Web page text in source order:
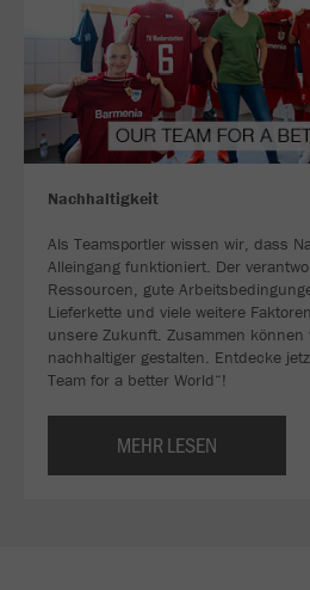
Nachhaltigkeit
Als Teamsportler wissen wir, dass
Alleingang funktioniert. Der
Ressourcen, gute
Lieferkette und viele weitere
unsere Zukunft. Zusammen können
nachhaltiger gestalten. Entdecke
Team for a better World“!
MEHR LESEN